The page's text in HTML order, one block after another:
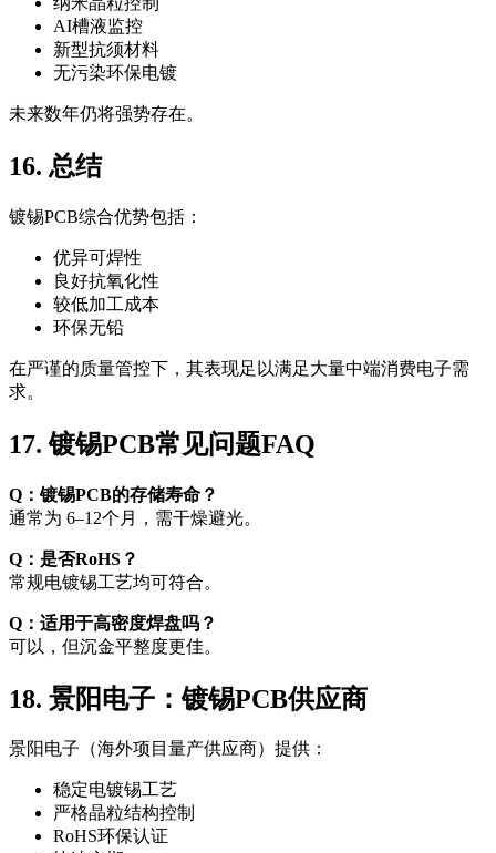
AI槽液监控
新型抗须材料
无污染环保电镀
未来数年仍将强势存在。
16. 总结
镀锡PCB综合优势包括：
优异可焊性
良好抗氧化性
较低加工成本
环保无铅
在严谨的质量管控下，其表现足以满足大量中端消费电子需
求。
17. 镀锡PCB常见问题FAQ
Q：镀锡PCB的存储寿命？
通常为 6–12个月，需干燥避光。
Q：是否RoHS？
常规电镀锡工艺均可符合。
Q：适用于高密度焊盘吗？
可以，但沉金平整度更佳。
18. 景阳电子：镀锡PCB供应商
景阳电子（海外项目量产供应商）提供：
稳定电镀锡工艺
严格晶粒结构控制
RoHS环保认证